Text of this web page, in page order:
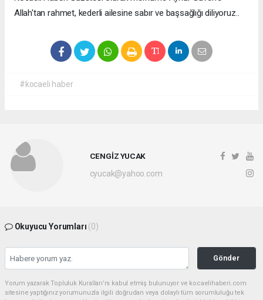
Allah'tan rahmet, kederli ailesine sabır ve başsağlığı diliyoruz..
#kocaeli haber
CENGİZ YUCAK
cyucak@yahoo.com
Okuyucu Yorumları (0)
Gönder
Yorum yazarak Topluluk Kuralları’nı kabul etmiş bulunuyor ve kocaelihaberi.com
sitesine yaptığınız yorumunuzla ilgili doğrudan veya dolaylı tüm sorumluluğu tek